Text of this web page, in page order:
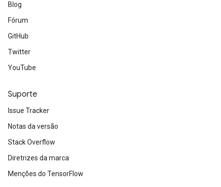
Blog
Fórum
GitHub
Twitter
YouTube
Suporte
Issue Tracker
Notas da versão
Stack Overflow
Diretrizes da marca
Menções do TensorFlow